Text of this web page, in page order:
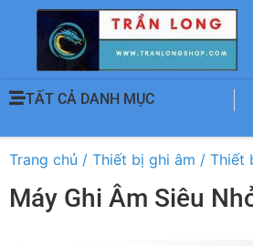
TẤT CẢ DANH MỤC
Trang chủ / Thiết bị ghi âm / Thiết
Máy Ghi Âm Siêu